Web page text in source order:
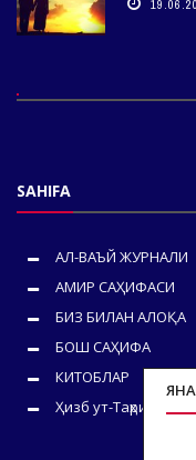
SAHIFA
АЛ-ВАЪЙ ЖУРНАЛИ
АМИР САҲИФАСИ
БИЗ БИЛАН АЛОҚА
БОШ САҲИФА
КИТОБЛАР
Ҳизб ут-Таҳрир